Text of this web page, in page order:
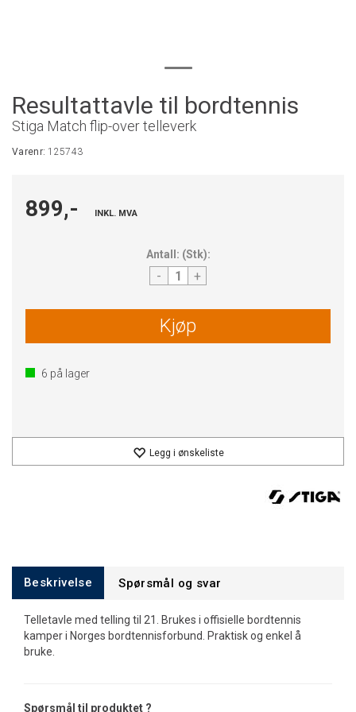
Resultattavle til bordtennis
Stiga Match flip-over telleverk
Varenr:125743
899,- INKL. MVA
Antall: (Stk):
- +
Kjøp
6 på lager
Legg i ønskeliste
Beskrivelse Spørsmål og svar
Telletavle med telling til 21. Brukes i offisielle bordtennis
kamper i Norges bordtennisforbund. Praktisk og enkel å
bruke.
Spørsmål til produktet ?